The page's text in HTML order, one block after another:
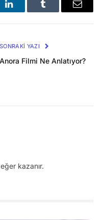
LinkedInTumblr
E-
SONRAKI YAZI
Anora Filmi Ne Anlatıyor?
kazanır.